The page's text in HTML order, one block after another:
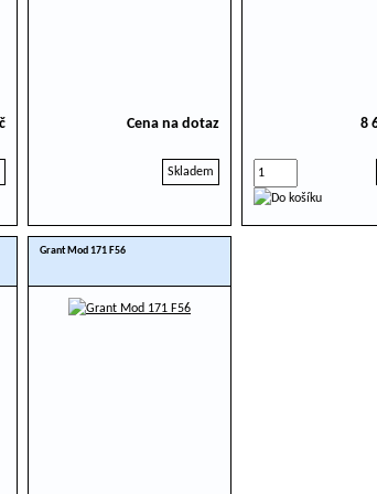
Cena na dotaz
Skladem
8
Grant Mod 171 F56